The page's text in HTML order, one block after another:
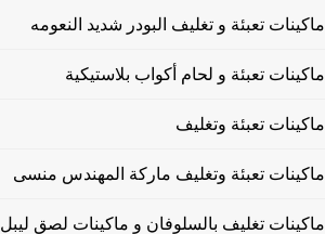
ماكينات تعبئة و تغليف البودر شديد النعومه
ماكينات تعبئة و لحام أكواب بلاستيكية
ماكينات تعبئة وتغليف
ماكينات تعبئة وتغليف ماركة المهندس منسى
ماكينات تغليف بالسلوفان و ماكينات لصق ليبل